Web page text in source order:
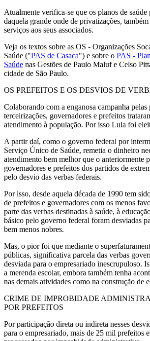
Atualmente verifica-se que os planos de
daquela grande onde de privatizações,
serviços aos seus associados.
Veja os textos sobre as OS - Organizações
Saúde ("PAS de Casaca") e sobre o PAS -
Saúde nas Gestões de Paulo Maluf e Celso
cidade de São Paulo.
OS PREFEITOS E OS DESVIOS DE
Colaborando com a enganosa campanha pelas
terceirizações, governadores e prefeitos
atendimento à população. Por isso Lula foi
A partir daí, como o governo federal por
Serviço Único de Saúde, remetia o dinheiro
atendimento bem melhor que o anteriormente
governadores e prefeitos dos partidos de
pelo desvio das verbas federais.
Por isso, desde aquela década de 1990 tem
de prefeitos e governadores com os menos
parte das verbas destinadas à saúde, à
básico pelo governo federal foram desviadas
bem menos nobres.
Mas, o pior foi que mediante o
públicas, significativa parcela das verbas
desviada para o empresariado inescrupuloso.
a merenda escolar, embora também tenha
nas demais atividades como na construção de
CRIME DE IMPROBIDADE
POR PREFEITOS
Por participação direta ou indireta nesses
para o empresariado, mais de 25 mil prefeitos